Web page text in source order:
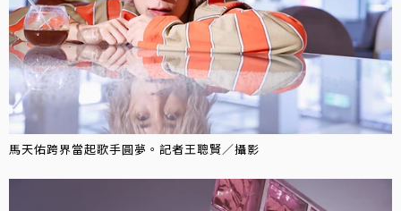
馬天佑跨界當起歌手圓夢。記者王聰賢／攝影